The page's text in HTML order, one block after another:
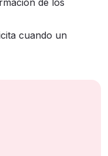
de los
cuando un